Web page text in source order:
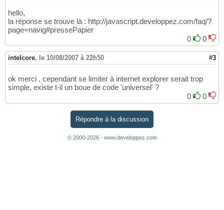
hello,
la réponse se trouve là : http://javascript.developpez.com/faq/?
page=navig#pressePapier
0
0
intelcore, le 10/08/2007 à 22h50 #3
ok merci , cependant se limiter à internet explorer serait trop
simple, existe t-il un boue de code 'universel' ?
0
0
Répondre à la discussion
© 2000-2026 - www.developpez.com